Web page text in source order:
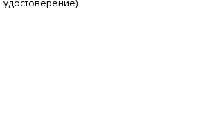
удостоверение)